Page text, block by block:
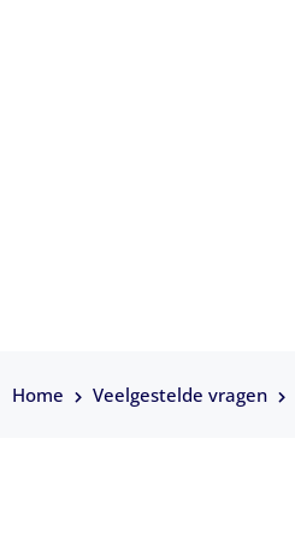
Home Veelgestelde vragen